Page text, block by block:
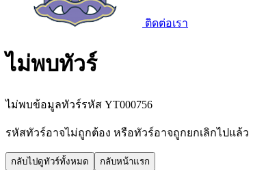
ติดต่อเรา
ไม่พบทัวร์
ไม่พบข้อมูลทัวร์รหัส YT000756
รหัสทัวร์อาจไม่ถูกต้อง หรือทัวร์อาจถูกยกเลิกไปแล้ว
กลับไปดูทัวร์ทั้งหมด กลับหน้าแรก